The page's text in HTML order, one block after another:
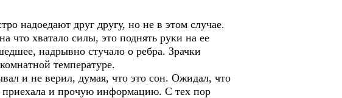
надоедают друг другу, но не в этом случае.
что хватало силы, это поднять руки на ее
надрывно стучало о ребра. Зрачки
температуре.
и не верил, думая, что это сон. Ожидал, что
приехала и прочую информацию. С тех пор